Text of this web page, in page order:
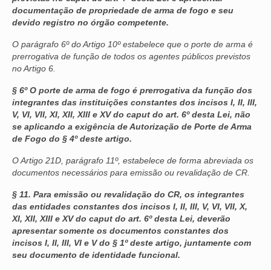
documentação de propriedade de arma de fogo e seu
devido registro no órgão competente.
O parágrafo 6º do Artigo 10º estabelece que o porte de arma é
prerrogativa de função de todos os agentes públicos previstos
no Artigo 6.
§ 6º O porte de arma de fogo é prerrogativa da função dos
integrantes das instituições constantes dos incisos I, II, III,
V, VI, VII, XI, XII, XIII e XV do caput do art. 6º desta Lei, não
se aplicando a exigência de Autorização de Porte de Arma
de Fogo do § 4º deste artigo.
O Artigo 21D, parágrafo 11º, estabelece de forma abreviada os
documentos necessários para emissão ou revalidação de CR.
§ 11. Para emissão ou revalidação do CR, os integrantes
das entidades constantes dos incisos I, II, III, V, VI, VII, X,
XI, XII, XIII e XV do caput do art. 6º desta Lei, deverão
apresentar somente os documentos constantes dos
incisos I, II, III, VI e V do § 1º deste artigo, juntamente com
seu documento de identidade funcional.